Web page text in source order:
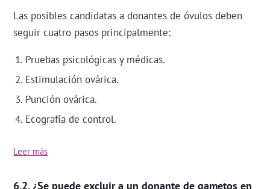
Las posibles candidatas a donantes de óvulos deben
seguir cuatro pasos principalmente:
Pruebas psicológicas y médicas.
Estimulación ovárica.
Punción ovárica.
Ecografía de control.
Leer más
¿Se puede excluir a un donante de gametos en